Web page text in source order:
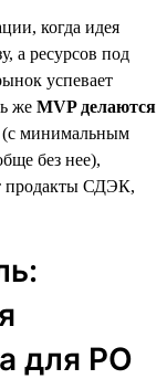
когда идея
а ресурсов под
успевает
же MVP делаются
(с минимальным
без нее),
продакты СДЭК,
для PO